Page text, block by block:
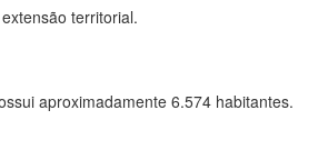
territorial.
aproximadamente 6.574 habitantes.